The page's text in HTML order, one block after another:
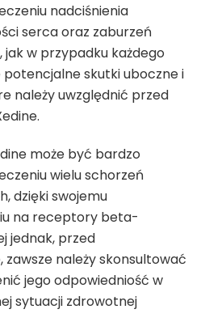
nadciśnienia
serca oraz zaburzeń
w przypadku każdego
potencjalne skutki uboczne i
należy uwzględnić przed
może być bardzo
wielu schorzeń
dzięki swojemu
na receptory beta-
jednak, przed
zawsze należy skonsultować
jego odpowiedniość w
sytuacji zdrowotnej